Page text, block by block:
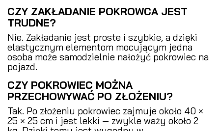
CZY ZAKŁADANIE POKROWCA JEST
TRUDNE?
Nie. Zakładanie jest proste i szybkie, a dzięki
elastycznym elementom mocującym jedna
osoba może samodzielnie nałożyć pokrowiec na
pojazd.
CZY POKROWIEC MOŻNA
PRZECHOWYWAĆ PO ZŁOŻENIU?
Tak. Po złożeniu pokrowiec zajmuje około 40 ×
25 × 25 cm i jest lekki — zwykle waży około 2